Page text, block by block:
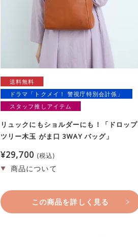
送料無料
ドラマ「トクメイ！ 警視庁特別会計係」
スタッフ推しアイテム
リュックにもショルダーにも！「ドロップ
ツリー木玉 がま口 3WAY バッグ」
¥29,700 税込
この商品を詳しく見る